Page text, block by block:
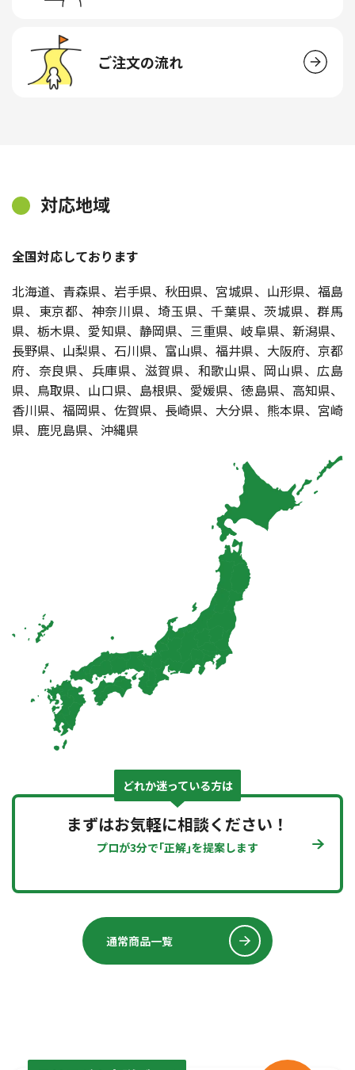
ご注文の流れ
対応地域
全国対応しております
北海道、青森県、岩手県、秋田県、宮城県、山形県、福島
県、東京都、神奈川県、埼玉県、千葉県、茨城県、群馬
県、栃木県、愛知県、静岡県、三重県、岐阜県、新潟県、
長野県、山梨県、石川県、富山県、福井県、大阪府、京都
府、奈良県、兵庫県、滋賀県、和歌山県、岡山県、広島
県、鳥取県、山口県、島根県、愛媛県、徳島県、高知県、
香川県、福岡県、佐賀県、長崎県、大分県、熊本県、宮崎
県、鹿児島県、沖縄県
どれか迷っている方は
まずはお気軽に相談ください！
プロが3分で｢正解｣を提案します
通常商品一覧